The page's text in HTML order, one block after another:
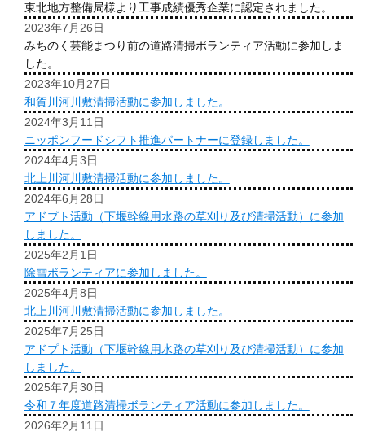
東北地方整備局様より工事成績優秀企業に認定されました。
2023年7月26日
みちのく芸能まつり前の道路清掃ボランティア活動に参加しま
した。
2023年10月27日
和賀川河川敷清掃活動に参加しました。
2024年3月11日
ニッポンフードシフト推進パートナーに登録しました。
2024年4月3日
北上川河川敷清掃活動に参加しました。
2024年6月28日
アドプト活動（下堰幹線用水路の草刈り及び清掃活動）に参加
しました。
2025年2月1日
除雪ボランティアに参加しました。
2025年4月8日
北上川河川敷清掃活動に参加しました。
2025年7月25日
アドプト活動（下堰幹線用水路の草刈り及び清掃活動）に参加
しました。
2025年7月30日
令和７年度道路清掃ボランティア活動に参加しました。
2026年2月11日